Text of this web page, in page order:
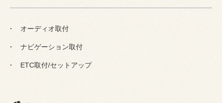
オーディオ取付
ナビゲーション取付
ETC取付/セットアップ